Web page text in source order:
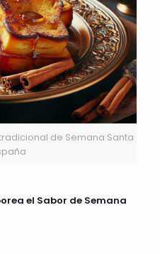
de Semana Santa
el Sabor de Semana